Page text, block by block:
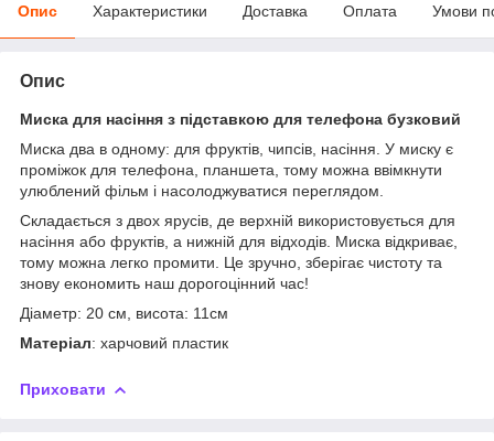
Опис Характеристики Доставка Оплата Умови
Опис
Миска для насіння з підставкою для телефона бузковий
Миска два в одному: для фруктів, чипсів, насіння. У миску є
проміжок для телефона, планшета, тому можна ввімкнути
улюблений фільм і насолоджуватися переглядом.
Складається з двох ярусів, де верхній використовується для
насіння або фруктів, а нижній для відходів. Миска відкриває,
тому можна легко промити. Це зручно, зберігає чистоту та
знову економить наш дорогоцінний час!
Діаметр: 20 см, висота: 11см
Матеріал: харчовий пластик
Приховати